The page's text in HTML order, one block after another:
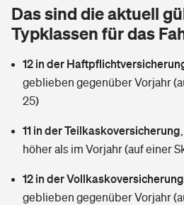
Tools
Wer versichert was: Jetzt Versicherer
Sie haben Fragen?
Glasversicherung
Mietkautionsversicherung
Restkreditversicherung
Kinderunfall­ver­si­che­rung
Kinderinvalidität
Hundehalter-Haftpflicht
Dread-Disease-Versicherung
Tierkrankenversicherung
Zur Übersicht
Tools
Wer versichert was: Jetzt
Das sind die aktuell
Typklassen für das
12 in der
geblieben gegenüber Vorjahr
25)
11 in der Teilkaskoversicherung
höher als im Vorjahr (auf einer
12 in der Vollkaskoversicherung
geblieben gegenüber Vorjahr